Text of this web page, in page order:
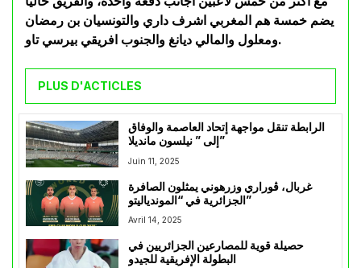
يضم خمسة هم المغربي اشرف داري والتونسيان بن رمضان
ومعلول والمالي ديانغ والجنوب افريقي بيرسي تاو.
PLUS D'ACTICLES
الرابطة تنقل مواجهة إتحاد العاصمة والوفاق
إلى ” نيلسون مانديلا”
Juin 11, 2025
غربال، ڨوراري وزرهوني يمثلون الصافرة
الجزائرية في “الموندياليتو”
Avril 14, 2025
حصيلة قوية للمصارعين الجزائريين في
البطولة الإفريقية للجيدو